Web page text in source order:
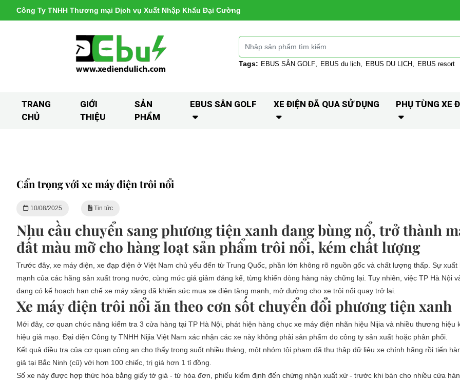
Công Ty TNHH Thương mại Dịch vụ Xuất Nhập Khẩu Đại Cường
Tags: EBUS SÂN GOLF EBUS du lịch EBUS DU LỊCH EBUS resort
TRANG
CHỦ
GIỚI
THIỆU
SẢN
PHẨM
EBUS SÂN GOLF XE ĐIỆN ĐÃ QUA SỬ DỤNG PHỤ TÙNG XE
Cẩn trọng với xe máy điện trôi nổi
10/08/2025 Tin tức
Nhu cầu chuyển sang phương tiện xanh đang bùng nổ, trở thành
đất màu mỡ cho hàng loạt sản phẩm trôi nổi, kém chất lượng
Trước đây, xe máy điện, xe đạp điện ở Việt Nam chủ yếu đến từ Trung Quốc, phần lớn không rõ nguồn gốc và chất lượng thấp. Sự xuất
mạnh của các hãng sản xuất trong nước, cùng mức giá giảm đáng kể, từng khiến dòng hàng này chững lại. Tuy nhiên, việc TP Hà Nội
đang có kế hoạch hạn chế xe máy xăng đã khiến sức mua xe điện tăng mạnh, mở đường cho xe trôi nổi quay trở lại.
Xe máy điện trôi nổi ăn theo cơn sốt chuyển đổi phương tiện xanh
Mới đây, cơ quan chức năng kiểm tra 3 cửa hàng tại TP Hà Nội, phát hiện hàng chục xe máy điện nhãn hiệu Nijia và nhiều thương hiệu
hiệu giả mạo. Đại diện Công ty TNHH Nijia Việt Nam xác nhận các xe này không phải sản phẩm do công ty sản xuất hoặc phân phối.
Kết quả điều tra của cơ quan công an cho thấy trong suốt nhiều tháng, một nhóm tội phạm đã thu thập dữ liệu xe chính hãng rồi tiến
giả tại Bắc Ninh (cũ) với hơn 100 chiếc, trị giá hơn 1 tỉ đồng.
Số xe này được hợp thức hóa bằng giấy tờ giả - từ hóa đơn, phiếu kiểm định đến chứng nhận xuất xứ - trước khi bán cho nhiều cửa